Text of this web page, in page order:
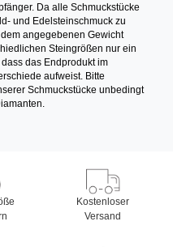
Da alle Schmuckstücke
und Edelsteinschmuck zu
angegebenen Gewicht
Steingrößen nur ein
das Endprodukt im
aufweist. Bitte
Schmuckstücke unbedingt
Kostenloser
Versand